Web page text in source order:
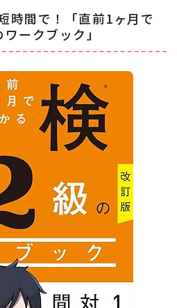
Me
時間で！「直前1ヶ月で
ークブック」